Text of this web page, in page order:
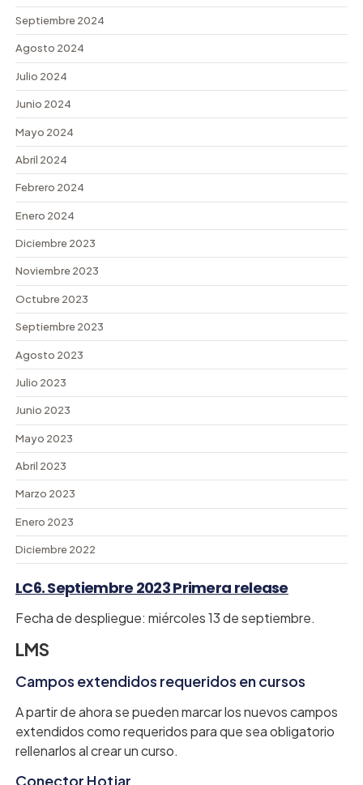
LC6. Septiembre 2023 Primera release
Fecha de despliegue: miércoles 13 de septiembre.
LMS
Campos extendidos requeridos en cursos
A partir de ahora se pueden marcar los nuevos campos
extendidos como requeridos para que sea obligatorio
rellenarlos al crear un curso.
Conector Hotjar
Septiembre 2024
Agosto 2024
Julio 2024
Junio 2024
Mayo 2024
Abril 2024
Febrero 2024
Enero 2024
Diciembre 2023
Noviembre 2023
Octubre 2023
Septiembre 2023
Agosto 2023
Julio 2023
Junio 2023
Mayo 2023
Abril 2023
Marzo 2023
Enero 2023
Diciembre 2022